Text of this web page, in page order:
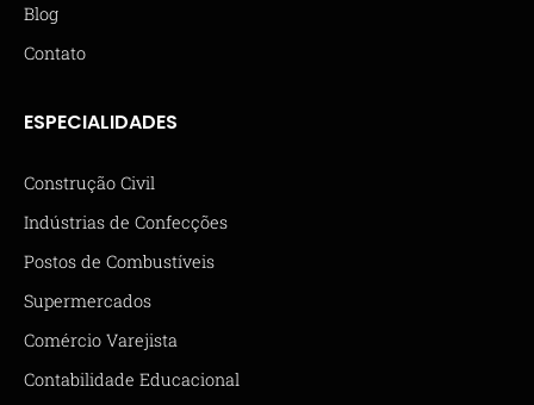
Blog
Contato
ESPECIALIDADES
Construção Civil
Indústrias de Confecções
Postos de Combustíveis
Supermercados
Comércio Varejista
Contabilidade Educacional